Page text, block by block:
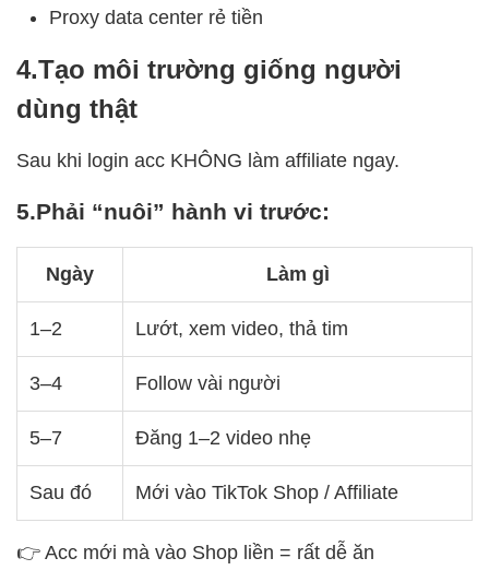
Proxy data center rẻ tiền
4.Tạo môi trường giống người
dùng thật
Sau khi login acc KHÔNG làm affiliate ngay.
5.Phải “nuôi” hành vi trước:
Ngày Làm gì
1–2 Lướt, xem video, thả tim
3–4 Follow vài người
5–7 Đăng 1–2 video nhẹ
Sau đó Mới vào TikTok Shop / Affiliate
👉 Acc mới mà vào Shop liền = rất dễ ăn